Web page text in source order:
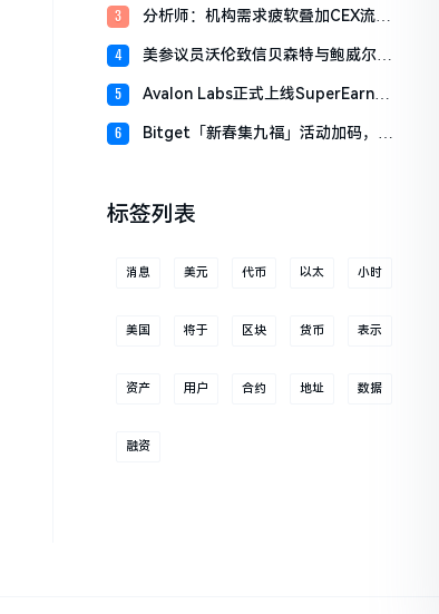
分
3
分析师：机构需求疲软叠加CEX流入
4
美参议员沃伦致信贝森特与鲍威尔，
行业
5
Avalon Labs正式上线SuperEarn理
6
Bitget「新春集九福」活动加码，报
标签列表
消息 美元 代币 以太 小时
美国 将于 区块 货币 表示
资产 用户 合约 地址 数据
融资